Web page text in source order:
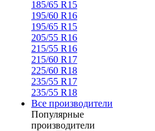
185/65 R15
195/60 R16
195/65 R15
205/55 R16
215/55 R16
215/60 R17
225/60 R18
235/55 R17
235/55 R18
Все производители
Популярные
производители